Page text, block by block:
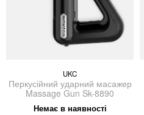
UKC
Перкусійний ударний масажер
Massage Gun Sk-8890
Немає в наявності